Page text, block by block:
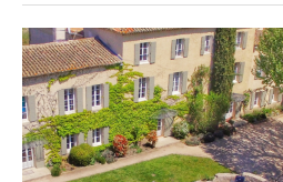
Contacts
French
German
English